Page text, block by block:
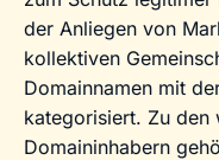
der Anliegen von
kollektiven
Domainnamen mit
kategorisiert. Zu
Domaininhabern